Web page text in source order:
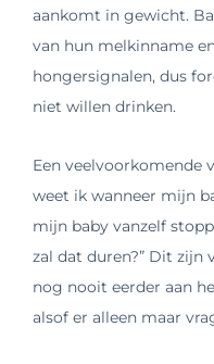
aankomt in gewicht.
van hun melkinname
hongersignalen, dus
niet willen drinken.
Een veelvoorkomende
weet ik wanneer mijn
mijn baby vanzelf
zal dat duren?” Dit zijn
nog nooit eerder aan
alsof er alleen maar